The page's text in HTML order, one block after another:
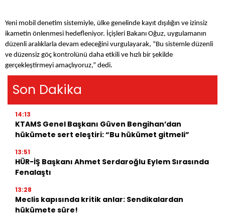
Yeni mobil denetim sistemiyle, ülke genelinde kayıt dışılığın ve izinsiz
ikametin önlenmesi hedefleniyor. İçişleri Bakanı Oğuz, uygulamanın
düzenli aralıklarla devam edeceğini vurgulayarak, “Bu sistemle düzenli
ve düzensiz göç kontrolünü daha etkili ve hızlı bir şekilde
gerçekleştirmeyi amaçlıyoruz,” dedi.
Son Dakika
14:13
KTAMS Genel Başkanı Güven Bengihan’dan
hükümete sert eleştiri: “Bu hükümet gitmeli”
13:51
HÜR-İŞ Başkanı Ahmet Serdaroğlu Eylem Sırasında
Fenalaştı
13:28
Meclis kapısında kritik anlar: Sendikalardan
hükümete süre!